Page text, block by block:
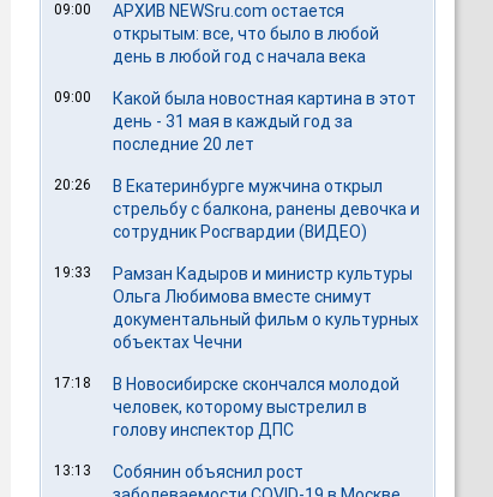
09:00
АРХИВ NEWSru.com остается
открытым: все, что было в любой
день в любой год с начала века
09:00
Какой была новостная картина в этот
день - 31 мая в каждый год за
последние 20 лет
20:26
В Екатеринбурге мужчина открыл
стрельбу с балкона, ранены девочка и
сотрудник Росгвардии (ВИДЕО)
19:33
Рамзан Кадыров и министр культуры
Ольга Любимова вместе снимут
документальный фильм о культурных
объектах Чечни
17:18
В Новосибирске скончался молодой
человек, которому выстрелил в
голову инспектор ДПС
13:13
Собянин объяснил рост